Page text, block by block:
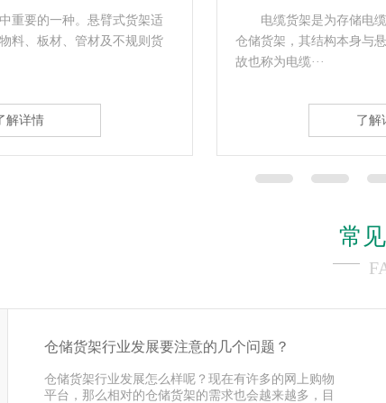
缆、线缆而设计制造的一种
悬臂式货架有着类似之处。
解详情
电子货架标签系统，
代传统纸质价格标签的电
架标 电子···
了解
常
仓储货架行业发展要注意的几个问题？
仓储货架行业发展怎么样呢？现在有许多的网上购物
平台，那么相对的仓储货架的需求也会越来越多，目